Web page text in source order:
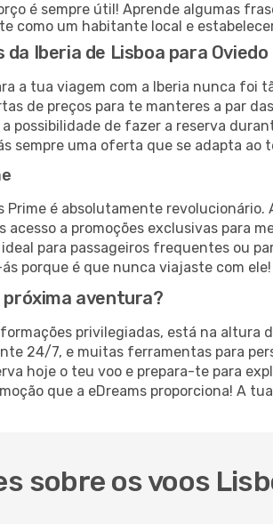
é sempre útil! Aprende algumas
como um habitante local e
Iberia de Lisboa para Oviedo
a tua viagem com a Iberia nunca foi
de preços para te manteres a par
possibilidade de fazer a reserva
sempre uma oferta que se adapta ao
Prime é absolutamente revolucionário.
acesso a promoções exclusivas para
para passageiros frequentes ou
porque é que nunca viajaste com ele!
aventura?
privilegiadas, está na altura
24/7, e muitas ferramentas para
hoje o teu voo e prepara-te para
que a eDreams proporciona! A
sobre os voos